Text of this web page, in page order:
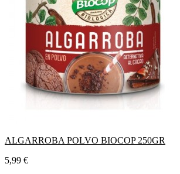
ALGARROBA POLVO BIOCOP 250GR
Precio
5,99 €